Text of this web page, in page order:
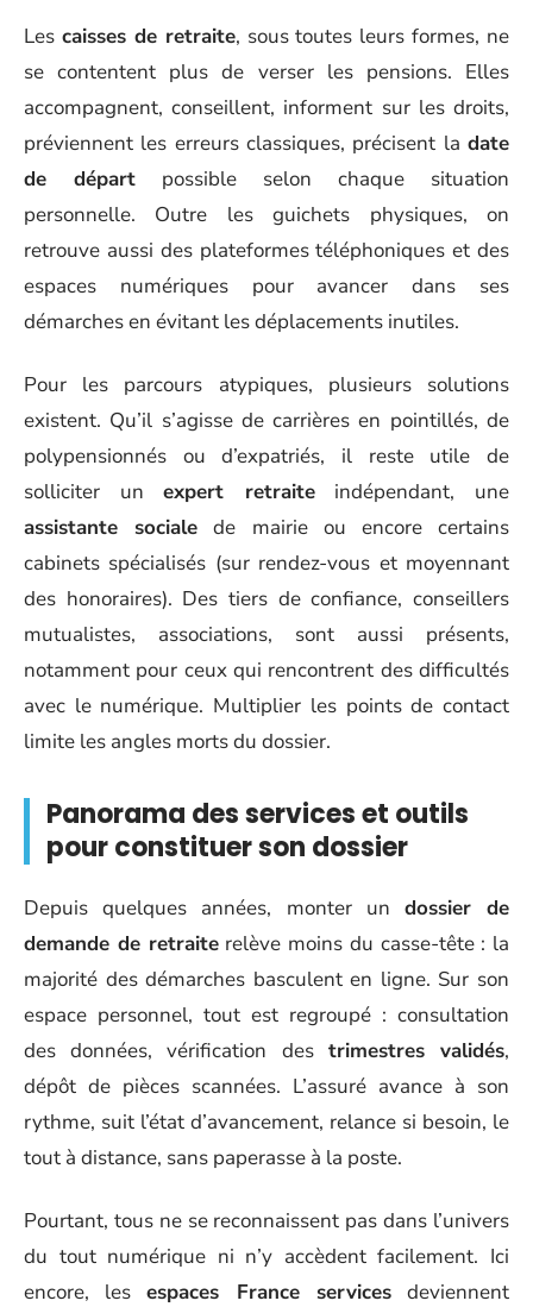
Les caisses de retraite, sous toutes leurs formes, ne
se contentent plus de verser les pensions. Elles
accompagnent, conseillent, informent sur les droits,
préviennent les erreurs classiques, précisent la date
de départ possible selon chaque situation
personnelle. Outre les guichets physiques, on
retrouve aussi des plateformes téléphoniques et des
espaces numériques pour avancer dans ses
démarches en évitant les déplacements inutiles.
Pour les parcours atypiques, plusieurs solutions
existent. Qu’il s’agisse de carrières en pointillés, de
polypensionnés ou d’expatriés, il reste utile de
solliciter unexpert retraiteindépendant, une
assistante sociale de mairie ou encore certains
cabinets spécialisés (sur rendez-vous et moyennant
des honoraires). Des tiers de confiance, conseillers
mutualistes, associations, sont aussi présents,
notamment pour ceux qui rencontrent des difficultés
avec le numérique. Multiplier les points de contact
limite les angles morts du dossier.
Panorama des services et outils
pour constituer son dossier
Depuis quelques années, monter un dossier de
demande de retraiterelève moins du casse-tête : la
majorité des démarches basculent en ligne. Sur son
espace personnel, tout est regroupé : consultation
des données, vérification des trimestres validés,
dépôt de pièces scannées. L’assuré avance à son
rythme, suit l’état d’avancement, relance si besoin, le
tout à distance, sans paperasse à la poste.
Pourtant, tous ne se reconnaissent pas dans l’univers
du tout numérique ni n’y accèdent facilement. Ici
encore, lesespaces France servicesdeviennent